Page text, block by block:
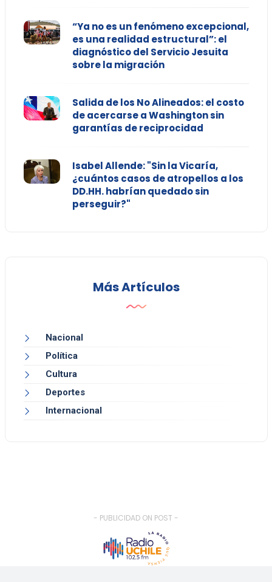
“Ya no es un fenómeno excepcional,
es una realidad estructural”: el
diagnóstico del Servicio Jesuita
sobre la migración
Salida de los No Alineados: el costo
de acercarse a Washington sin
garantías de reciprocidad
Isabel Allende: "Sin la Vicaría,
¿cuántos casos de atropellos a los
DD.HH. habrían quedado sin
perseguir?"
Más Artículos
Nacional
Política
Cultura
Deportes
Internacional
- PUBLICIDAD ON POST -